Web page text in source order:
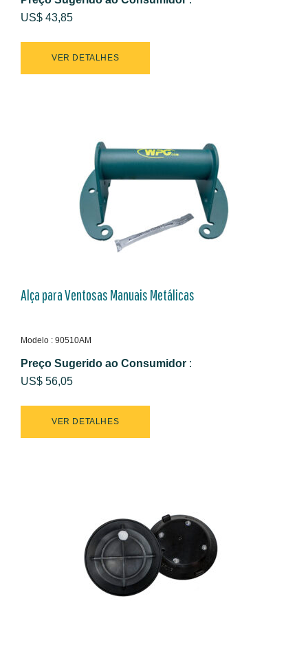
US$ 43,85
VER DETALHES
Alça para Ventosas Manuais Metálicas
Modelo : 90510AM
Preço Sugerido ao Consumidor :
US$ 56,05
VER DETALHES